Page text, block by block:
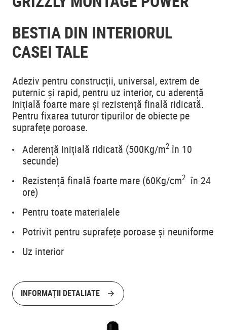
BESTIA DIN INTERIORUL
CASEI TALE
Adeziv pentru construcții, universal, extrem de
puternic și rapid, pentru uz interior, cu aderență
inițială foarte mare și rezistență finală ridicată.
Pentru fixarea tuturor tipurilor de obiecte pe
suprafețe poroase.
Aderență inițială ridicată (500Kg/m2 în 10
secunde)
Rezistență finală foarte mare (60Kg/cm2 în 24
ore)
Pentru toate materialele
Potrivit pentru suprafețe poroase și neuniforme
Uz interior
INFORMAȚII DETALIATE